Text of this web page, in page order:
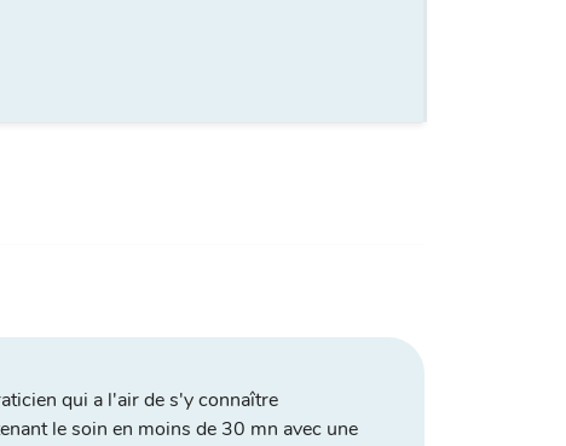
qui a l'air de s'y connaître
le soin en moins de 30 mn avec une